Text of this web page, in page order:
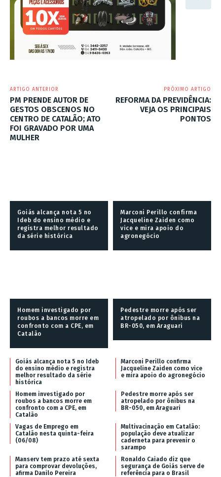
ARTIGO ANTERIOR
PM PRENDE AUTOR DE
GESTOS OBSCENOS NO
CENTRO DE CATALÃO; ATO
FOI GRAVADO POR UMA
MULHER
PRÓXIMO ARTIGO
REFORMA DA PREVIDÊNCIA:
VEJA OS PRINCIPAIS
PONTOS
Goiás alcança nota 5 no
Ideb do ensino médio e
registra melhor resultado
da série histórica
Marconi Perillo confirma
Jacqueline Zaiden como
vice e mira apoio do
agronegócio
Homem investigado por
roubos a bancos morre em
confronto com a CPE, em
Catalão
Pedestre morre após ser
atropelado por ônibus na
BR-050, em Araguari
Goiás alcança nota 5 no Ideb
do ensino médio e registra
melhor resultado da série
histórica
Marconi Perillo confirma
Jacqueline Zaiden como vice
e mira apoio do agronegócio
Homem investigado por
roubos a bancos morre em
confronto com a CPE, em
Catalão
Pedestre morre após ser
atropelado por ônibus na
BR-050, em Araguari
Vagas de Emprego em
Catalão nesta quinta-feira
(06/08)
Multivacinação em Catalão:
população deve atualizar
caderneta para prevenir o
sarampo
Manserv tem prazo até sexta
para comprovar devoluções,
afirma Danilo Pereira
Ronaldo Caiado diz que
segurança de Goiás serve de
referência para o Brasil